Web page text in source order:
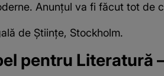
Anunțul va fi făcut tot de
de Științe, Stockholm.
pentru Literatură